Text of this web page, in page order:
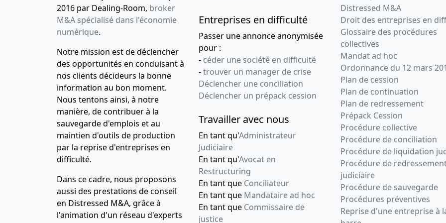
2016 par Dealing-Room, broker
M&A spécialisé dans l'économie
numérique.
Notre mission est de déclencher
des opportunités en conduisant à
nos clients décideurs la bonne
information au bon moment.
Nous tentons ainsi, à notre
manière, de contribuer à la
sauvegarde d'emplois et au
maintien d'outils de production
par la reprise d'entreprises en
difficulté.
Dans ce cadre, nous proposons
aussi des prestations de conseil
en Distressed M&A, grâce à
l'animation d'un réseau d'experts
Entreprises en difficulté
Passer une annonce anonymisée
pour :
- céder une société en difficulté
-trouver un manager de crise
Déclencher une conciliation
Déclencher un prépack cession
Travailler avec nous
En tant qu'Administrateur
Judiciaire
En tant qu'Avocat en
Restructuring
En tant que Conciliateur
En tant que Mandataire ad hoc
En tant que Commissaire de
justice
Distressed M&A
Droit des entreprises en
Glossaire des procédures
collectives
Mandat ad hoc
Ordonnance du 12 mars
Plan de cession
Plan de continuation
Plan de redressement
Prépack Cession
Procédure collective
Procédure de conciliation
Procédure de liquidation
Procédure de
judiciaire
Procédure de sauvegarde
Procédures préventives
Reprise d'une entreprise à